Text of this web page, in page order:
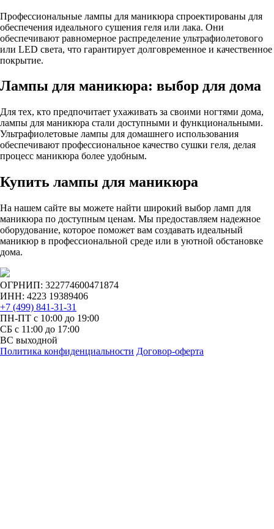
Профессиональные лампы для маникюра спроектированы для
обеспечения идеального сушения геля или лака. Они
обеспечивают равномерное распределение ультрафиолетового
или LED света, что гарантирует долговременное и качественное
покрытие.
Лампы для маникюра: выбор для дома
Для тех, кто предпочитает ухаживать за своими ногтями дома,
лампы для маникюра стали доступными и функциональными.
Ультрафиолетовые лампы для домашнего использования
обеспечивают профессиональное качество сушки геля, делая
процесс маникюра более удобным.
Купить лампы для маникюра
На нашем сайте вы можете найти широкий выбор ламп для
маникюра по доступным ценам. Мы предоставляем надежное
оборудование, которое поможет вам создавать идеальный
маникюр в профессиональной среде или в уютной обстановке
дома.
ОГРНИП: 322774600471874
ИНН: 4223 19389406
+7 (499) 841-31-31
ПН-ПТ с 10:00 до 19:00
СБ c 11:00 до 17:00
ВС выходной
Политика конфиденциальности Договор-оферта